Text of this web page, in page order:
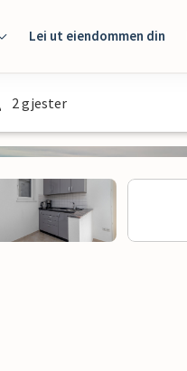
Lei ut eiendommen din
2 gjester